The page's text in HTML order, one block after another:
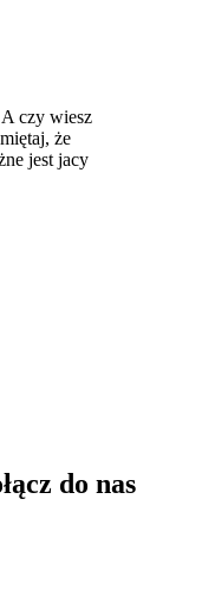
czy wiesz
że
jest jacy
do nas